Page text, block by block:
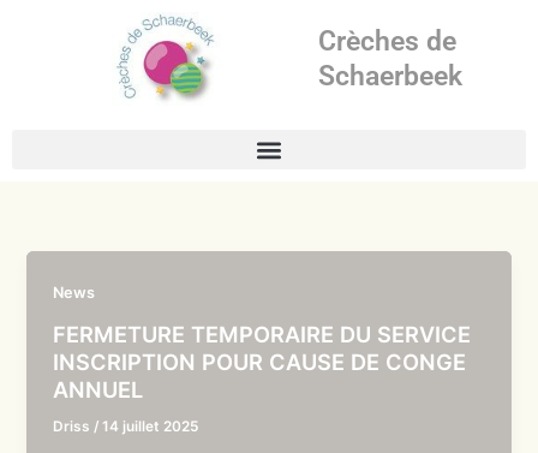
Crèches de
Schaerbeek
News
FERMETURE TEMPORAIRE DU SERVICE
INSCRIPTION POUR CAUSE DE CONGE
ANNUEL
Driss /14 juillet 2025